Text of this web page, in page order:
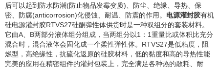
后可以起到防水防潮(防止物品发霉变质)、防尘、绝缘、导热、保
密、防腐(anticorrosion)化侵蚀、耐温、防震的作用。 电源灌封胶有机
硅电源灌封胶RTVS27硅酮弹性体供货时是一种双组分的套装材料。
它由A、B两部分液体组分组成，当两组分以1：1重量比或体积比充分
混合时，混合液体会固化成一个柔性弹性体。RTVS27是低粘度，阻
燃型，高绝缘性，抗硫化返原的硅胶材料，低的黏度和高的导热性能
完美的应用在精密组件的灌封包装上，完全满足各种热的散耗、耐